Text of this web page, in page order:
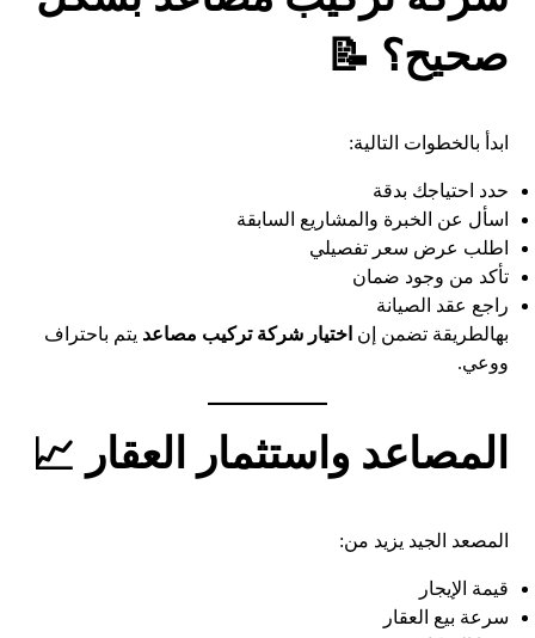
صحيح؟ 📝
ابدأ بالخطوات التالية:
حدد احتياجك بدقة
اسأل عن الخبرة والمشاريع السابقة
اطلب عرض سعر تفصيلي
تأكد من وجود ضمان
راجع عقد الصيانة
بهالطريقة تضمن إن اختيار شركة تركيب مصاعد يتم باحتراف
ووعي.
المصاعد واستثمار العقار 📈
المصعد الجيد يزيد من:
قيمة الإيجار
سرعة بيع العقار